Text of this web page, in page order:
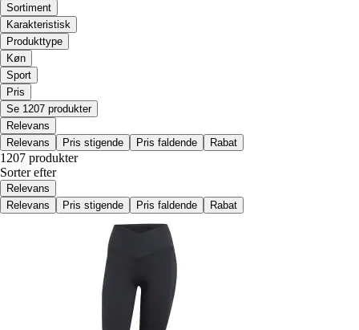
Sortiment
Karakteristisk
Produkttype
Køn
Sport
Pris
Se 1207 produkter
Relevans
Relevans
Pris stigende Pris faldende Rabat
1207 produkter
Sorter efter
Relevans
Relevans
Pris stigende Pris faldende Rabat